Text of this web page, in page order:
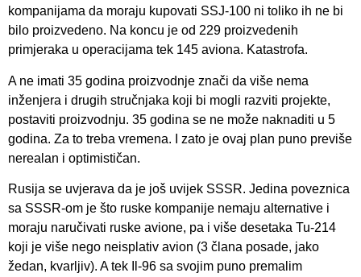
kompanijama da moraju kupovati SSJ-100 ni toliko ih ne bi
bilo proizvedeno. Na koncu je od 229 proizvedenih
primjeraka u operacijama tek 145 aviona. Katastrofa.
A ne imati 35 godina proizvodnje znači da više nema
inženjera i drugih stručnjaka koji bi mogli razviti projekte,
postaviti proizvodnju. 35 godina se ne može naknaditi u 5
godina. Za to treba vremena. I zato je ovaj plan puno previše
nerealan i optimističan.
Rusija se uvjerava da je još uvijek SSSR. Jedina poveznica
sa SSSR-om je što ruske kompanije nemaju alternative i
moraju naručivati ruske avione, pa i više desetaka Tu-214
koji je više nego neisplativ avion (3 člana posade, jako
žedan, kvarljiv). A tek Il-96 sa svojim puno premalim